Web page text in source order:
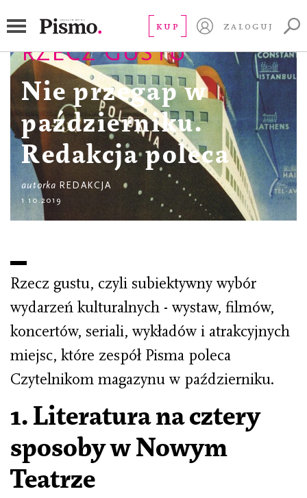
KUP ZALOGUJ
RZECZ GUSTU
Nie przegap w
październiku.
Redakcja poleca
autorka REDAKCJA
1.10.2019
Rzecz gustu, czyli subiektywny wybór
wydarzeń kulturalnych - wystaw, filmów,
koncertów, seriali, wykładów i atrakcyjnych
miejsc, które zespół Pisma poleca
Czytelnikom magazynu w październiku.
1. Literatura na cztery
sposoby w Nowym
Teatrze